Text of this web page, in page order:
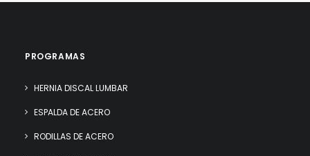
PROGRAMAS
HERNIA DISCAL LUMBAR
ESPALDA DE ACERO
RODILLAS DE ACERO